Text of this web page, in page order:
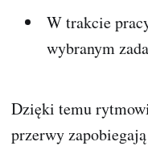
W trakcie
wybranym
Dzięki temu
przerwy